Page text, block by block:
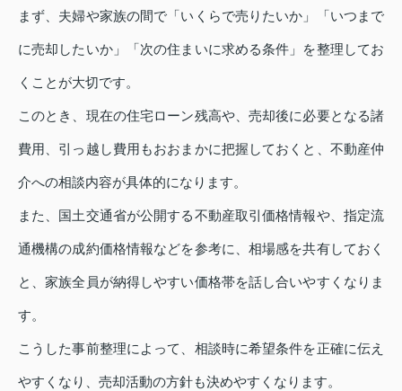
まず、夫婦や家族の間で「いくらで売りたいか」「いつまで
に売却したいか」「次の住まいに求める条件」を整理してお
くことが大切です。
このとき、現在の住宅ローン残高や、売却後に必要となる諸
費用、引っ越し費用もおおまかに把握しておくと、不動産仲
介への相談内容が具体的になります。
また、国土交通省が公開する不動産取引価格情報や、指定流
通機構の成約価格情報などを参考に、相場感を共有しておく
と、家族全員が納得しやすい価格帯を話し合いやすくなりま
す。
こうした事前整理によって、相談時に希望条件を正確に伝え
やすくなり、売却活動の方針も決めやすくなります。